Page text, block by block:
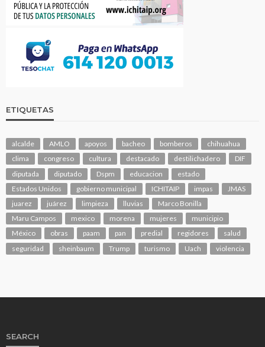
ETIQUETAS
alcalde AMLO apoyos bacheo bomberos
chihuahua
clima
congreso cultura destacado destilichadero
DIF
diputada
diputado Dspm educacion
estado
Estados Unidos
gobierno municipal ICHITAIP impas
JMAS
juarez
juárez limpieza lluvias
Marco Bonilla
Maru Campos
mexico morena mujeres
municipio
México
obras paam pan predial regidores
salud
seguridad
sheinbaum Trump turismo Uach violencia
SEARCH